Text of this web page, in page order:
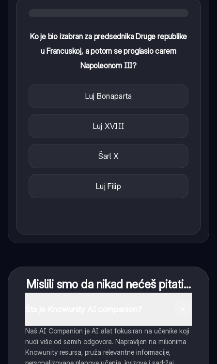
Ko je bio izabran za predsednika Druge republike
u Francuskoj, a potom se proglasio carem
Napoleonom III?
Luj Bonaparta
Luj XVIII
Šarl X
Luj Filip
Mislili smo da nikad nećeš pitati...
Naš AI Companion je AI alat fokusiran na učenike koji
nudi više od samih odgovora. Napravljen na milionima
Knowunity resursa, pruža relevantne informacije,